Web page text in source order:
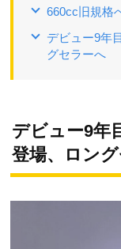
660cc旧規格
デビュー9年
グセラーへ
デビュー9年
登場、ロン